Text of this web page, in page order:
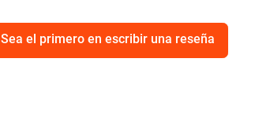
Sea el primero en escribir una reseña